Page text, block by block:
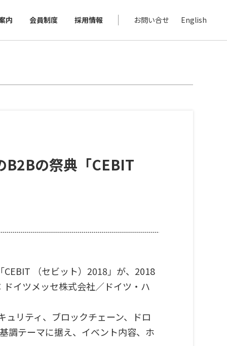
内 会員制度 採用情報 お問い合せ English
B2Bの祭典「CEBIT
（セビット）2018」が、2018
イツメッセ株式会社／ドイツ・ハ
リティ、ブロックチェーン、ドロ
調テーマに据え、イベント内容、ホ